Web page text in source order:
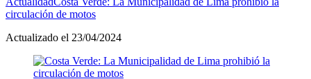
circulación de motos
Actualizado el 23/04/2024